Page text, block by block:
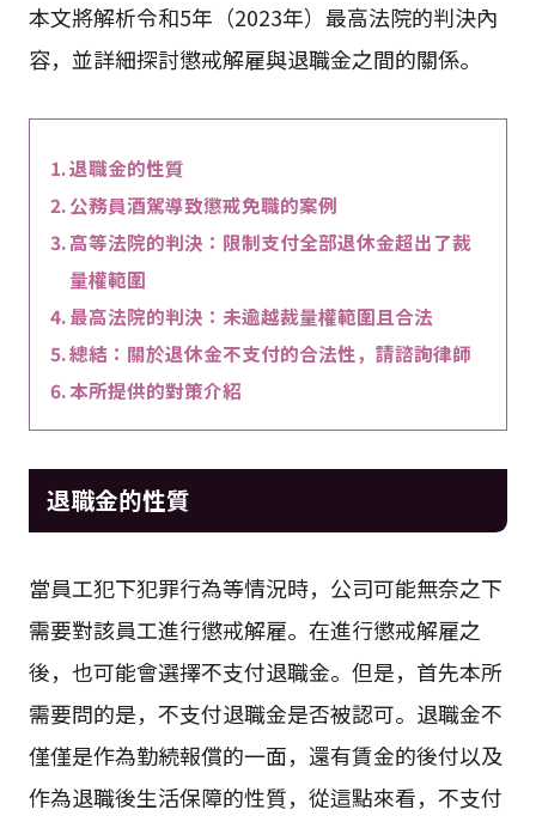
本文將解析令和5年（2023年）最高法院的判決內
容，並詳細探討懲戒解雇與退職金之間的關係。
退職金的性質
公務員酒駕導致懲戒免職的案例
高等法院的判決：限制支付全部退休金超出了裁
量權範圍
最高法院的判決：未逾越裁量權範圍且合法
總結：關於退休金不支付的合法性，請諮詢律師
本所提供的對策介紹
退職金的性質
當員工犯下犯罪行為等情況時，公司可能無奈之下
需要對該員工進行懲戒解雇。在進行懲戒解雇之
後，也可能會選擇不支付退職金。但是，首先本所
需要問的是，不支付退職金是否被認可。退職金不
僅僅是作為勤続報償的一面，還有賃金的後付以及
作為退職後生活保障的性質，從這點來看，不支付